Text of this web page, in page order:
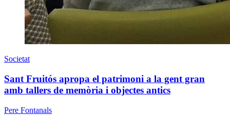
Societat
Sant Fruitós apropa el patrimoni a la gent gran
amb tallers de memòria i objectes antics
Pere Fontanals